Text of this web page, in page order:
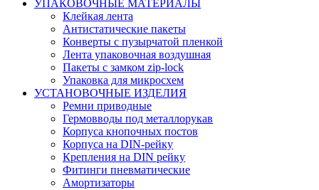
УПАКОВОЧНЫЕ МАТЕРИАЛЫ
Клейкая лента
Антистатические пакеты
Конверты с пузырчатой пленкой
Лента упаковочная воздушная
Пакеты с замком zip-lock
Упаковка для микросхем
УСТАНОВОЧНЫЕ ИЗДЕЛИЯ
Ремни приводные
Гермовводы под металлорукав
Корпуса кнопочных постов
Корпуса на DIN-рейку
Крепления на DIN рейку
Фитинги пневматические
Амортизаторы